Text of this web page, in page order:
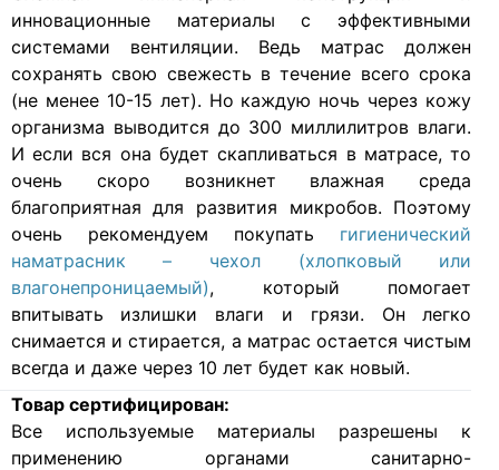
инновационные материалы с эффективными
системами вентиляции. Ведь матрас должен
сохранять свою свежесть в течение всего срока
(не менее 10-15 лет). Но каждую ночь через кожу
организма выводится до 300 миллилитров влаги.
И если вся она будет скапливаться в матрасе, то
очень скоро возникнет влажная среда
благоприятная для развития микробов. Поэтому
очень рекомендуем покупать гигиенический
наматрасник – чехол (хлопковый или
влагонепроницаемый), который помогает
впитывать излишки влаги и грязи. Он легко
снимается и стирается, а матрас остается чистым
всегда и даже через 10 лет будет как новый.
Товар сертифицирован:
Все используемые материалы разрешены к
применению органами санитарно-